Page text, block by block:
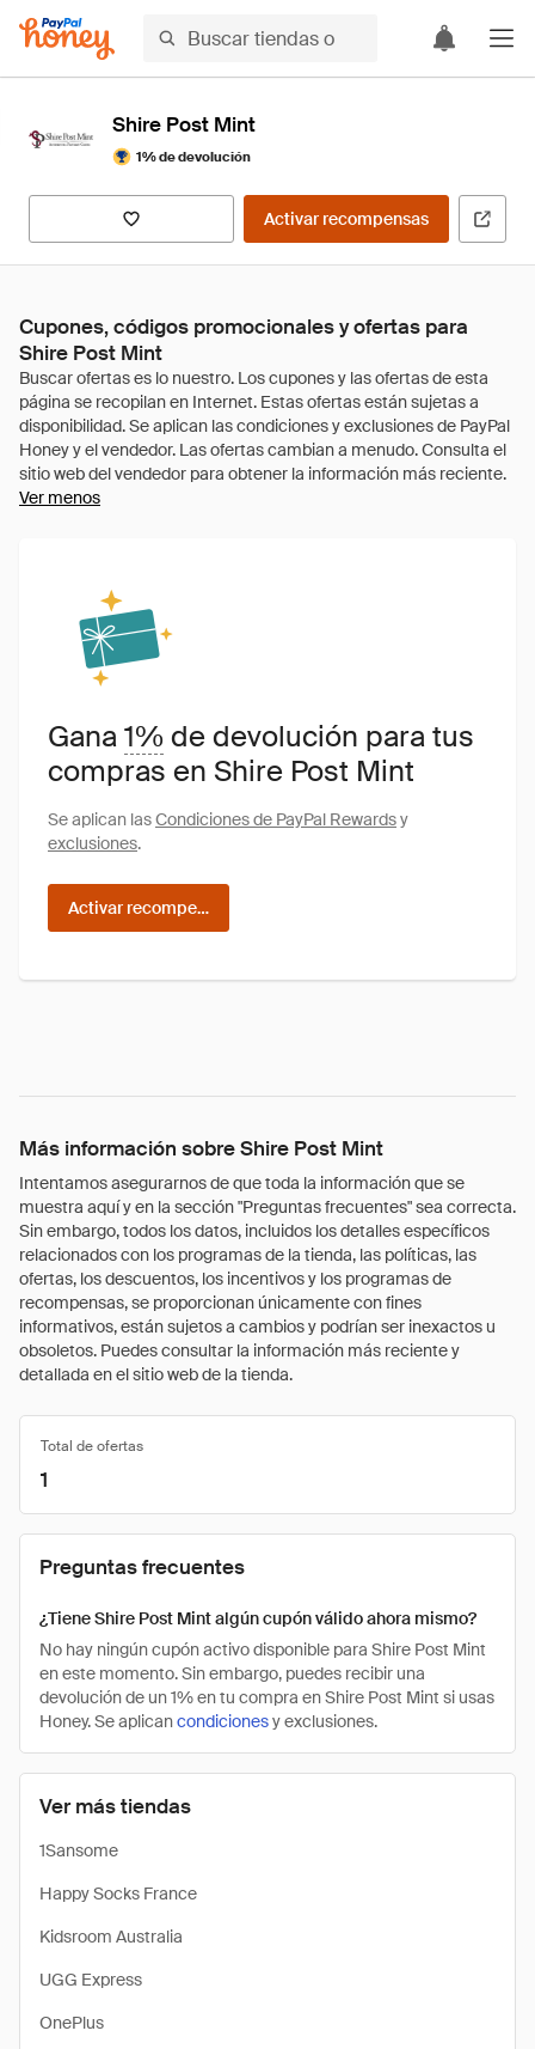
Shire Post Mint
1% de devolución
Activar recompensas
Cupones, códigos promocionales y ofertas para
Shire Post Mint
Ver menos
Gana1% de devolución para tus
compras en Shire Post Mint
Se aplican lasCondiciones de PayPal Rewardsy
exclusiones.
Activar recompensas
Más información sobre Shire Post Mint
Intentamos asegurarnos de que toda la información que se
muestra aquí y en la sección "Preguntas frecuentes" sea correcta.
Sin embargo, todos los datos, incluidos los detalles específicos
relacionados con los programas de la tienda, las políticas, las
ofertas, los descuentos, los incentivos y los programas de
recompensas, se proporcionan únicamente con fines
informativos, están sujetos a cambios y podrían ser inexactos u
obsoletos. Puedes consultar la información más reciente y
detallada en el sitio web de la tienda.
Ver más tiendas
1Sansome
Happy Socks France
Kidsroom Australia
UGG Express
OnePlus
Total de ofertas
1
Preguntas frecuentes
¿Tiene Shire Post Mint algún cupón válido ahora mismo?
No hay ningún cupón activo disponible para Shire Post Mint
en este momento. Sin embargo, puedes recibir una
devolución de un 1% en tu compra en Shire Post Mint si usas
Honey. Se aplicancondicionesy exclusiones.